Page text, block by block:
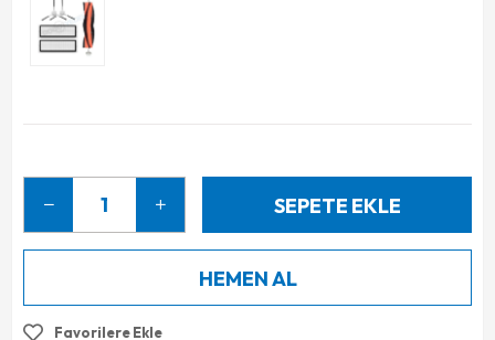
Favorilere Ekle